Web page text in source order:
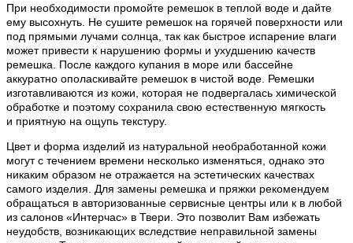
При необходимости промойте ремешок в теплой воде и дайте
ему высохнуть. Не сушите ремешок на горячей поверхности или
под прямыми лучами солнца, так как быстрое испарение влаги
может привести к нарушению формы и ухудшению качеств
ремешка. После каждого купания в море или бассейне
аккуратно ополаскивайте ремешок в чистой воде. Ремешки
изготавливаются из кожи, которая не подвергалась химической
обработке и поэтому сохранила свою естественную мягкость
и приятную на ощупь текстуру.
Цвет и форма изделий из натуральной необработанной кожи
могут с течением времени несколько изменяться, однако это
никаким образом не отражается на эстетических качествах
самого изделия. Для замены ремешка и пряжки рекомендуем
обращаться в авторизованные сервисные центры или к в любой
из салонов «Интерчас» в Твери. Это позволит Вам избежать
неудобств, возникающих вследствие неправильной замены